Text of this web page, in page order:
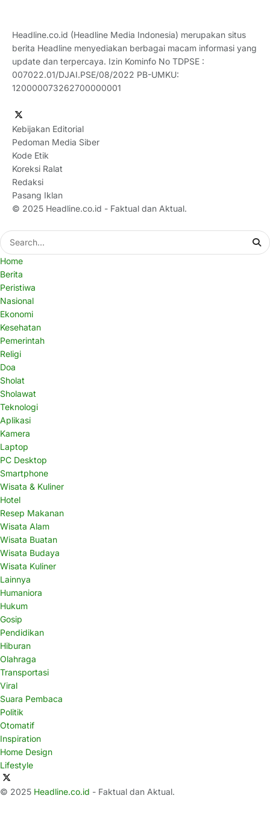
Headline.co.id (Headline Media Indonesia) merupakan situs
berita Headline menyediakan berbagai macam informasi yang
update dan terpercaya. Izin Kominfo No TDPSE :
007022.01/DJAI.PSE/08/2022 PB-UMKU:
120000073262700000001
Kebijakan Editorial
Pedoman Media Siber
Kode Etik
Koreksi Ralat
Redaksi
Pasang Iklan
© 2025 Headline.co.id - Faktual dan Aktual.
Home
Berita
Peristiwa
Nasional
Ekonomi
Kesehatan
Pemerintah
Religi
Doa
Sholat
Sholawat
Teknologi
Aplikasi
Kamera
Laptop
PC Desktop
Smartphone
Wisata & Kuliner
Hotel
Resep Makanan
Wisata Alam
Wisata Buatan
Wisata Budaya
Wisata Kuliner
Lainnya
Humaniora
Hukum
Gosip
Pendidikan
Hiburan
Olahraga
Transportasi
Viral
Suara Pembaca
Politik
Otomatif
Inspiration
Home Design
Lifestyle
© 2025 Headline.co.id - Faktual dan Aktual.